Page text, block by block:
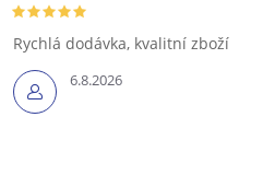
6.8.2026
Rychlá dodávka, kvalitní zboží